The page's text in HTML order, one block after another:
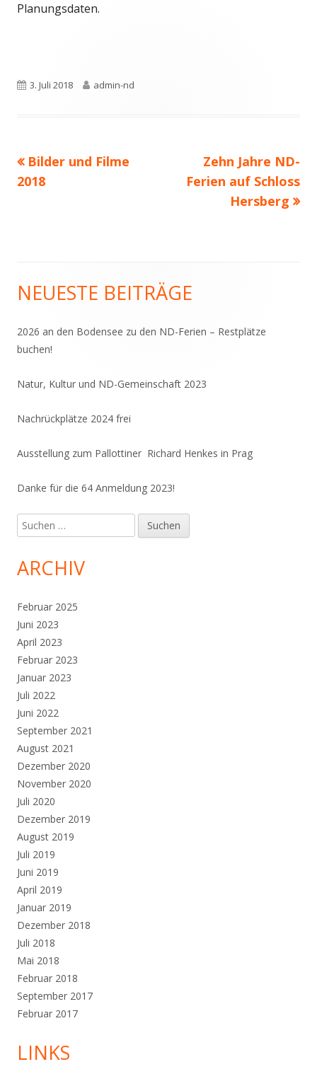
Planungsdaten.
Veröffentlicht
3. Juli 2018 Autor
admin-nd
Beitragsnavigation
Vorheriger
Beitrag:
Bilder und Filme
2018
Nächster
Beitrag
Zehn Jahre ND-
Ferien auf Schloss
Hersberg
Haupt-
Seitenleiste
NEUESTE BEITRÄGE
2026 an den Bodensee zu den ND-Ferien – Restplätze
buchen!
Natur, Kultur und ND-Gemeinschaft 2023
Nachrückplätze 2024 frei
Ausstellung zum Pallottiner Richard Henkes in Prag
Danke für die 64 Anmeldung 2023!
Suchen
nach:
ARCHIV
Februar 2025
Juni 2023
April 2023
Februar 2023
Januar 2023
Juli 2022
Juni 2022
September 2021
August 2021
Dezember 2020
November 2020
Juli 2020
Dezember 2019
August 2019
Juli 2019
Juni 2019
April 2019
Januar 2019
Dezember 2018
Juli 2018
Mai 2018
Februar 2018
September 2017
Februar 2017
LINKS